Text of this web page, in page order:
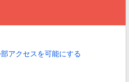
アクセスを可能にする